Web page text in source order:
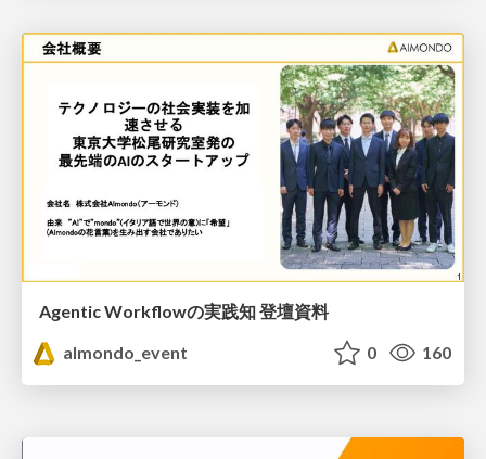
Agentic Workflowの実践知 登壇資料
almondo_event
0 160